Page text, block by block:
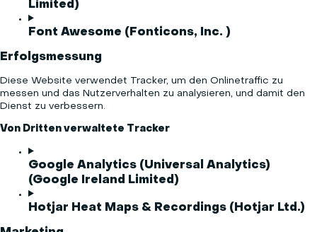
Limited)
Font Awesome (Fonticons, Inc. )
Erfolgsmessung
Diese Website verwendet Tracker, um den Onlinetraffic zu
messen und das Nutzerverhalten zu analysieren, und damit den
Dienst zu verbessern.
Von Dritten verwaltete Tracker
Google Analytics (Universal Analytics)
(Google Ireland Limited)
Hotjar Heat Maps & Recordings (Hotjar Ltd.)